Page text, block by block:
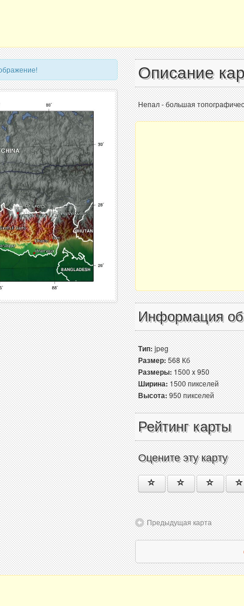
Описание
Непал - большая
Информация
Тип:jpeg
Размер:568 Кб
Размеры:1500 x 950
Ширина:1500 пикселей
Высота:950 пикселей
Рейтинг карты
Оцените эту карту
Предыдущая карта